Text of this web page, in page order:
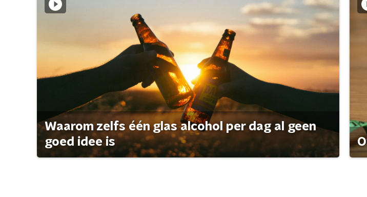
Waarom zelfs één glas alcohol per dag al geen
goed idee is